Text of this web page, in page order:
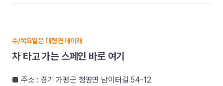
수/목요일은 대형견 데이래
차 타고 가는 스페인 바로 여기
■ 주소 : 경기 가평군 청평면 남이터길 54-12